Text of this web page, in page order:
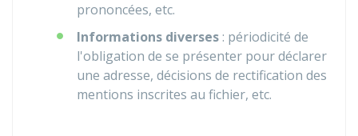
prononcées, etc.
Informations diverses : périodicité de
l'obligation de se présenter pour déclarer
une adresse, décisions de rectification des
mentions inscrites au fichier, etc.